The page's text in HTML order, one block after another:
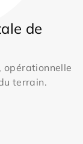
de
opérationnelle
terrain.